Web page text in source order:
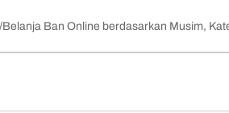
Belanja Ban Online berdasarkan Musim,